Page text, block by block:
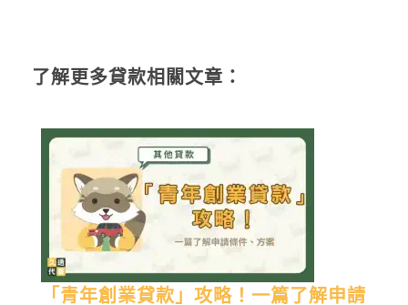
了解更多貸款相關文章：
「青年創業貸款」攻略！一篇了解申請